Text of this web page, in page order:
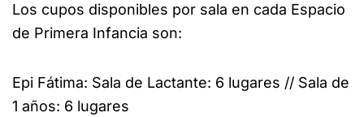
Los cupos disponibles por sala en cada Espacio
de Primera Infancia son:
Epi Fátima: Sala de Lactante: 6 lugares // Sala de
1 años: 6 lugares